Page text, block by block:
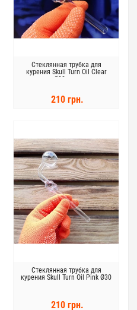
Стеклянная трубка для
курения Skull Turn Oil Clear
Ø30 мм.
210 грн.
Стеклянная трубка для
курения Skull Turn Oil Pink Ø30
210 грн.